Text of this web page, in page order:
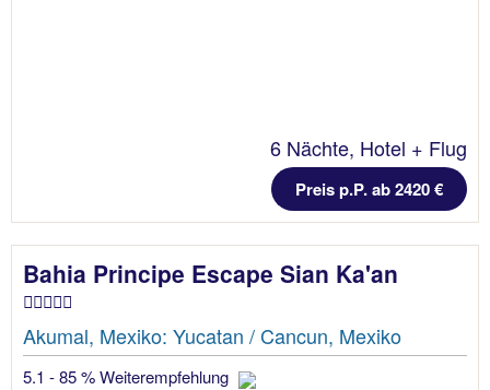
6 Nächte, Hotel + Flug
Preis p.P. ab 2420 €
Bahia Principe Escape Sian Ka'an
Akumal, Mexiko: Yucatan / Cancun, Mexiko
5.1 - 85 % Weiterempfehlung